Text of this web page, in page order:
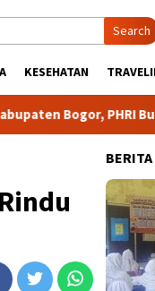
Search
KESEHATAN
PHRI Bulat Dukung